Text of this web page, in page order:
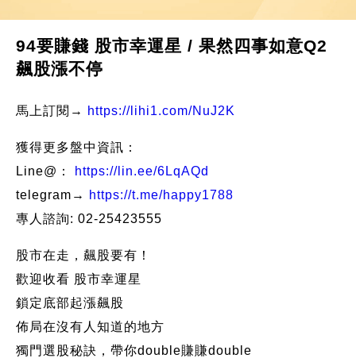
94要賺錢 股市幸運星 / 果然四事如意Q2
飆股漲不停
馬上訂閱→ https://lihi1.com/NuJ2K
獲得更多盤中資訊：
Line@：
https://lin.ee/6LqAQd
telegram→
https://t.me/happy1788
專人諮詢: 02-25423555
股市在走，飆股要有！
歡迎收看 股市幸運星
鎖定底部起漲飆股
佈局在沒有人知道的地方
獨門選股秘訣，帶你double賺賺double